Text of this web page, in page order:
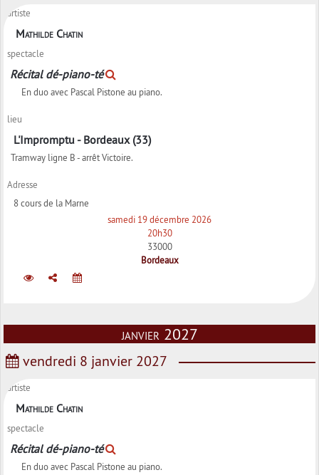
artiste
Mathilde Chatin
spectacle
Récital dé-piano-té
En duo avec Pascal Pistone au piano.
lieu
L'Impromptu - Bordeaux (33)
Tramway ligne B - arrêt Victoire.
Adresse
8 cours de la Marne
samedi 19 décembre 2026
20h30
33000
Bordeaux
janvier 2027
vendredi 8 janvier 2027
artiste
Mathilde Chatin
spectacle
Récital dé-piano-té
En duo avec Pascal Pistone au piano.